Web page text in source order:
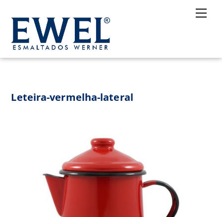
content
Leteira-vermelha-lateral